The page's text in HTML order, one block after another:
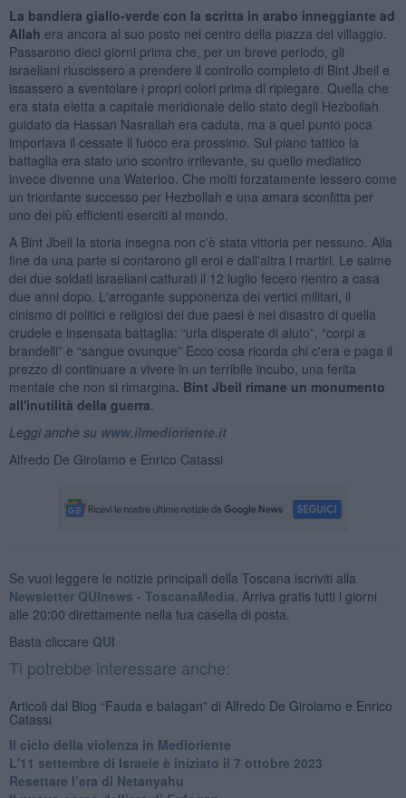
La bandiera giallo-verde con la scritta in arabo inneggiante ad
Allah era ancora al suo posto nel centro della piazza del villaggio.
Passarono dieci giorni prima che, per un breve periodo, gli
israeliani riuscissero a prendere il controllo completo di Bint Jbeil e
issassero a sventolare i propri colori prima di ripiegare. Quella che
era stata eletta a capitale meridionale dello stato degli Hezbollah
guidato da Hassan Nasrallah era caduta, ma a quel punto poca
importava il cessate il fuoco era prossimo. Sul piano tattico la
battaglia era stato uno scontro irrilevante, su quello mediatico
invece divenne una Waterloo. Che molti forzatamente lessero come
un trionfante successo per Hezbollah e una amara sconfitta per
uno dei più efficienti eserciti al mondo.
A Bint Jbeil la storia insegna non c'è stata vittoria per nessuno. Alla
fine da una parte si contarono gli eroi e dall'altra i martiri. Le salme
dei due soldati israeliani catturati il 12 luglio fecero rientro a casa
due anni dopo. L'arrogante supponenza dei vertici militari, il
cinismo di politici e religiosi dei due paesi è nel disastro di quella
crudele e insensata battaglia: “urla disperate di aiuto”, “corpi a
brandelli” e “sangue ovunque” Ecco cosa ricorda chi c'era e paga il
prezzo di continuare a vivere in un terribile incubo, una ferita
mentale che non si rimargina. Bint Jbeil rimane un monumento
all'inutilità della guerra
Leggi anche su www.ilmedioriente.it
Alfredo De Girolamo e Enrico Catassi
Se vuoi leggere le notizie principali della Toscana iscriviti alla
Newsletter QUInews - ToscanaMedia. Arriva gratis tutti i giorni
alle 20:00 direttamente nella tua casella di posta.
Basta cliccare QUI
Ti potrebbe interessare anche:
Articoli dal Blog “Fauda e balagan” di Alfredo De Girolamo e Enrico
Catassi
Il ciclo della violenza in Medioriente
L'11 settembre di Israele è iniziato il 7 ottobre 2023
Resettare l’era di Netanyahu